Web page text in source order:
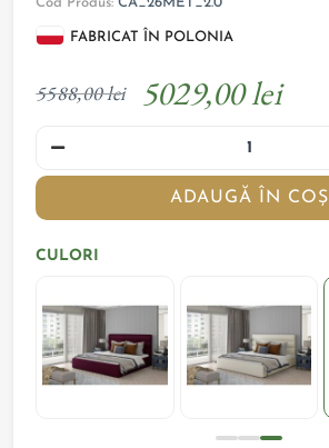
FABRICAT ÎN POLONIA
5588,00 lei 5029,00 lei
ADAUGĂ ÎN COȘ
CULORI